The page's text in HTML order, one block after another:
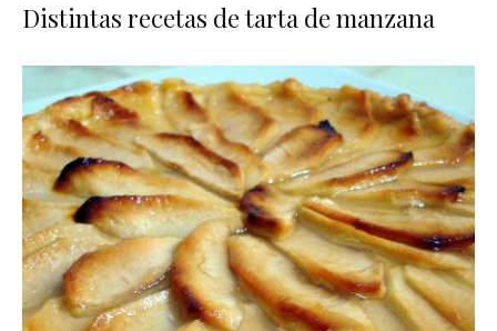
Distintas recetas de tarta de manzana